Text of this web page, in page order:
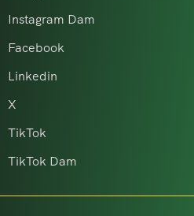
Instagram Dam
Facebook
Linkedin
X
TikTok
TikTok Dam